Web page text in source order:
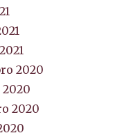
2020
2020